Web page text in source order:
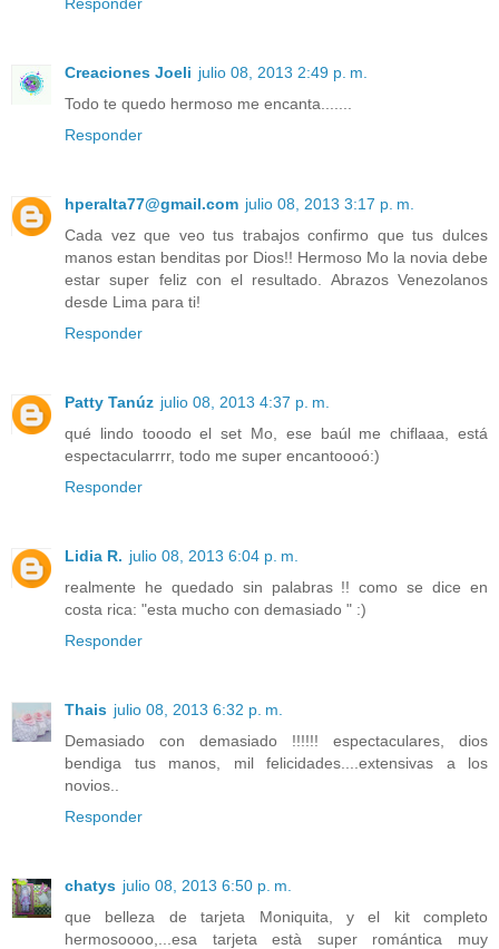
Creaciones Joeli julio 08, 2013 2:49 p. m.
Todo te quedo hermoso me encanta.......
Responder
hperalta77@gmail.com julio 08, 2013 3:17 p. m.
Cada vez que veo tus trabajos confirmo que tus dulces
manos estan benditas por Dios!! Hermoso Mo la novia debe
estar super feliz con el resultado. Abrazos Venezolanos
desde Lima para ti!
Responder
Patty Tanúz julio 08, 2013 4:37 p. m.
qué lindo tooodo el set Mo, ese baúl me chiflaaa, está
espectacularrrr, todo me super encantoooó:)
Responder
Lidia R. julio 08, 2013 6:04 p. m.
realmente he quedado sin palabras !! como se dice en
costa rica: "esta mucho con demasiado " :)
Responder
Thais julio 08, 2013 6:32 p. m.
Demasiado con demasiado !!!!!! espectaculares, dios
bendiga tus manos, mil felicidades....extensivas a los
novios..
Responder
chatys julio 08, 2013 6:50 p. m.
que belleza de tarjeta Moniquita, y el kit completo
hermosoooo,...esa tarjeta està super romántica muy